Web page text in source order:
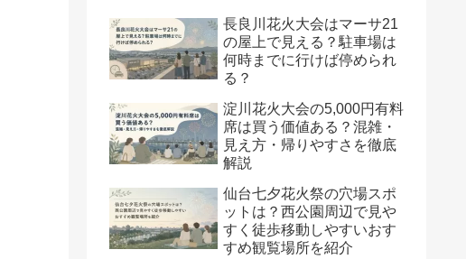
長良川花火大会はマーサ21
の屋上で見える？駐車場は
何時までに行けば停められ
る？
淀川花火大会の5,000円有料
席は買う価値ある？混雑・
見え方・帰りやすさを徹底
解説
仙台七夕花火祭の穴場スポ
ットは？西公園周辺で見や
すく徒歩移動しやすいおす
すめ観覧場所を紹介